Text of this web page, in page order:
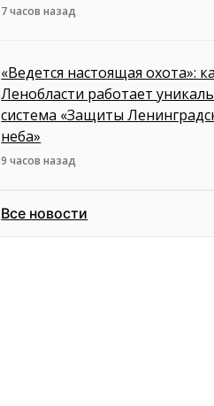
7 часов назад
«Ведется настоящая охота»:
Ленобласти работает
система «Защиты
неба»
9 часов назад
Все новости